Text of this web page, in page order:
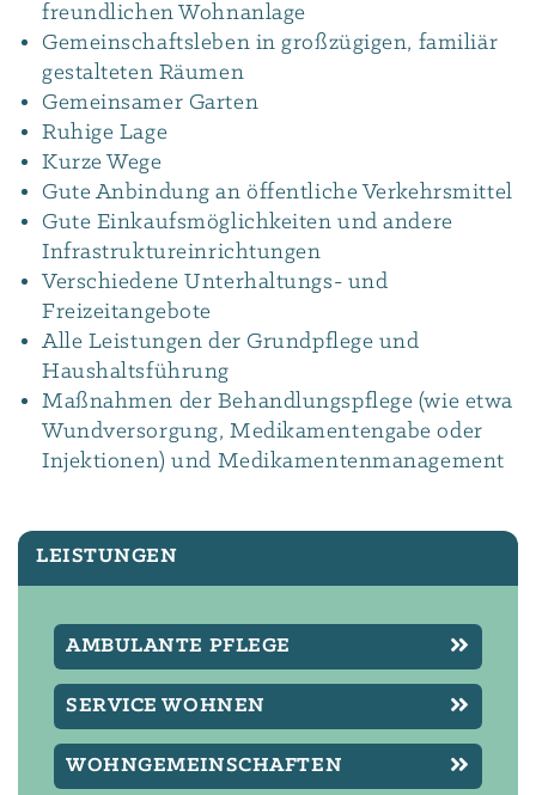
freundlichen Wohnanlage
Gemeinschaftsleben in großzügigen, familiär
gestalteten Räumen
Gemeinsamer Garten
Ruhige Lage
Kurze Wege
Gute Anbindung an öffentliche Verkehrsmittel
Gute Einkaufsmöglichkeiten und andere
Infrastruktureinrichtungen
Verschiedene Unterhaltungs- und
Freizeitangebote
Alle Leistungen der Grundpflege und
Haushaltsführung
Maßnahmen der Behandlungspflege (wie etwa
Wundversorgung, Medikamentengabe oder
Injektionen) und Medikamentenmanagement
LEISTUNGEN
AMBULANTE PFLEGE
SERVICE WOHNEN
WOHNGEMEINSCHAFTEN